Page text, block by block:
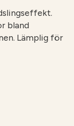
bland
Lämplig för